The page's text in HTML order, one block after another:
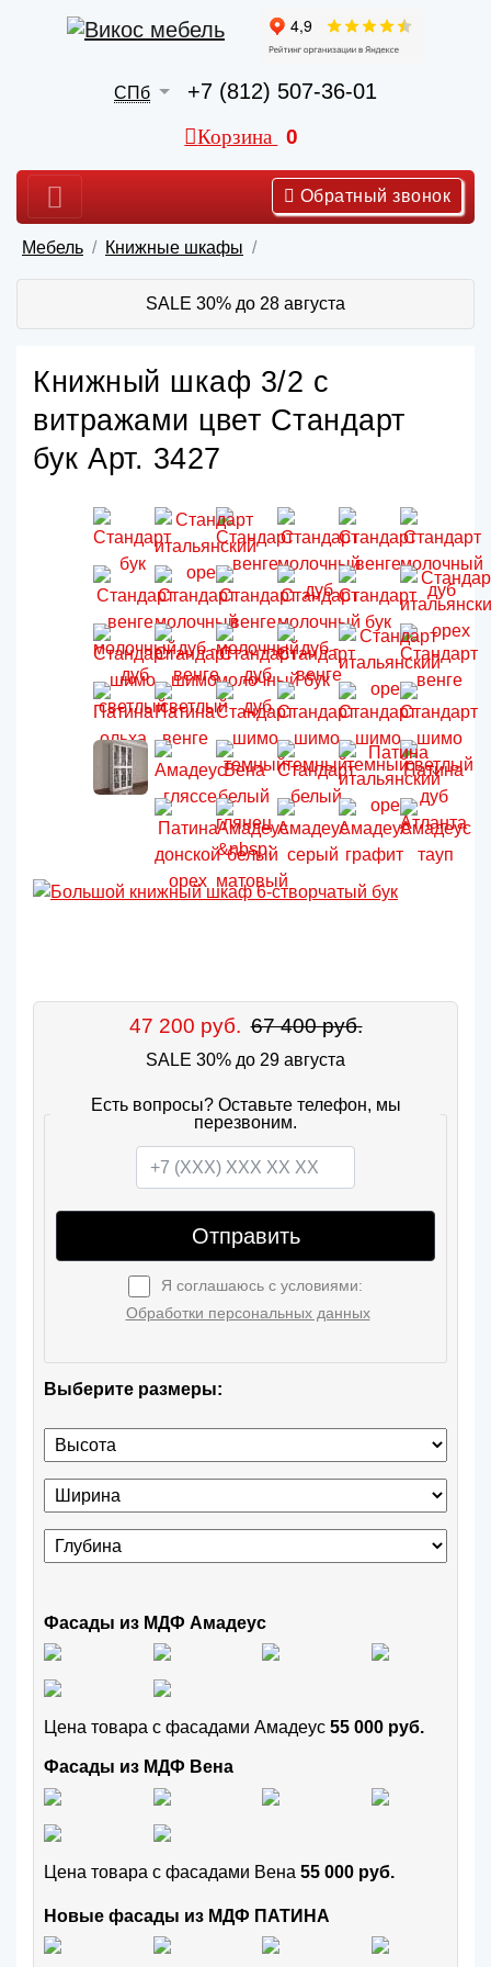
СПб +7 (812) 507-36-01
Корзина 0
Обратный звонок
Мебель Книжные шкафы
SALE 30% до 28 августа
Книжный шкаф 3/2 с
витражами цвет Стандарт
бук Арт. 3427
47 200 руб. 67 400 руб.
SALE 30% до 29 августа
Есть вопросы? Оставьте телефон, мы
перезвоним.
Отправить
Я соглашаюсь с условиями:
Обработки персональных данных
Выберите размеры:
Фасады из МДФ Амадеус
Цена товара с фасадами Амадеус 55 000 руб.
Фасады из МДФ Вена
Цена товара с фасадами Вена 55 000 руб.
Новые фасады из МДФ ПАТИНА